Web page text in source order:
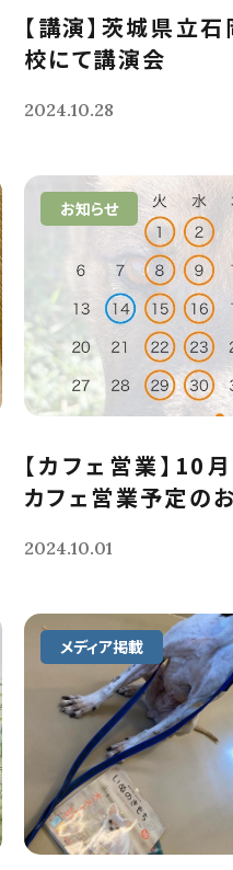
【講演】茨城県立
校にて講演会
2024.10.28
お知らせ
【カフェ営業】10
カフェ営業予定の
2024.10.01
メディア掲載